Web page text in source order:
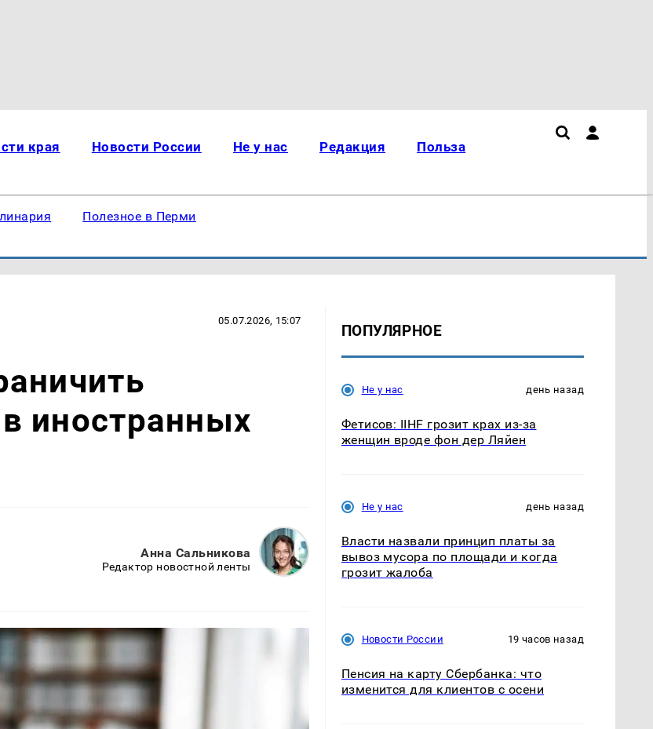
края Новости России Не у нас Редакция Польза
Полезное в Перми
05.07.2026, 15:07
иностранных
Анна Сальникова
Редактор новостной ленты
ПОПУЛЯРНОЕ
Не у нас день назад
Фетисов: IIHF грозит крах из-за
женщин вроде фон дер Ляйен
Не у нас день назад
Власти назвали принцип платы за
вывоз мусора по площади и когда
грозит жалоба
Новости России 19 часов назад
Пенсия на карту Сбербанка: что
изменится для клиентов с осени